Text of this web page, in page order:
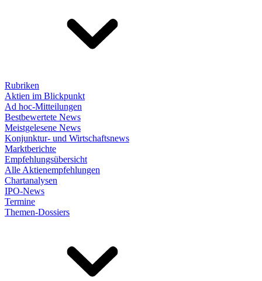
Rubriken
Aktien im Blickpunkt
Ad hoc-Mitteilungen
Bestbewertete News
Meistgelesene News
Konjunktur- und Wirtschaftsnews
Marktberichte
Empfehlungsübersicht
Alle Aktienempfehlungen
Chartanalysen
IPO-News
Termine
Themen-Dossiers